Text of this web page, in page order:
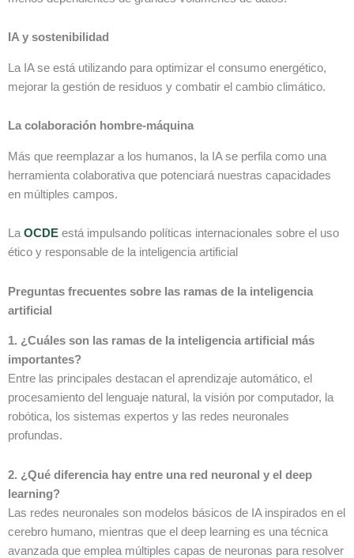
IA y sostenibilidad
La IA se está utilizando para optimizar el consumo energético,
mejorar la gestión de residuos y combatir el cambio climático.
La colaboración hombre-máquina
Más que reemplazar a los humanos, la IA se perfila como una
herramienta colaborativa que potenciará nuestras capacidades
en múltiples campos.
La OCDE está impulsando políticas internacionales sobre el uso
ético y responsable de la inteligencia artificial
Preguntas frecuentes sobre las ramas de la inteligencia
artificial
1. ¿Cuáles son las ramas de la inteligencia artificial más
importantes?
Entre las principales destacan el aprendizaje automático, el
procesamiento del lenguaje natural, la visión por computador, la
robótica, los sistemas expertos y las redes neuronales
profundas.
2. ¿Qué diferencia hay entre una red neuronal y el deep
learning?
Las redes neuronales son modelos básicos de IA inspirados en el
cerebro humano, mientras que el deep learning es una técnica
avanzada que emplea múltiples capas de neuronas para resolver